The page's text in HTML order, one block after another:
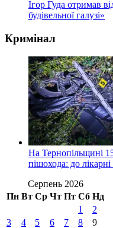
Ігор Гуда отримав
будівельної галузі»
Кримінал
На Тернопільщині
пішохода: до
Серпень 2026
Пн Вт Ср Чт Пт Сб Нд
1
2
3
4 5 6 7 8
9